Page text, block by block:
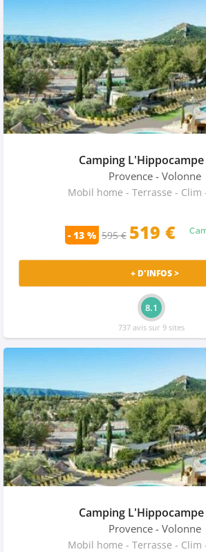
Camping L'Hippocampe
Provence - Volonne
Mobil home - Terrasse - Clim
- 13 % 595 € 519 €
+ D'INFOS >
8.1
737 avis sur 9 sites
Camping L'Hippocampe
Provence - Volonne
Mobil home - Terrasse - Clim